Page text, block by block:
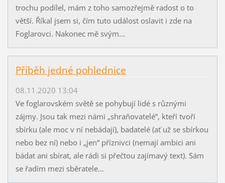
trochu podílel, mám z toho samozřejmě radost o to
větší. Říkal jsem si, čím tuto událost oslavit i zde na
Foglarovci. Nakonec mě svým...
Příběh jedné pohlednice
08.11.2020 13:04
Ve foglarovském světě se pohybují lidé s různými
zájmy. Jsou tak mezi námi „shraňovatelé“, kteří tvoří
sbírku (ale moc v ní nebádají), badatelé (ať už se sbírkou
nebo bez ní) nebo i „jen“ příznivci (nemají ambici ani
bádat ani sbírat, ale rádi si přečtou zajímavý text). Sám
se řadím mezi sběratele...